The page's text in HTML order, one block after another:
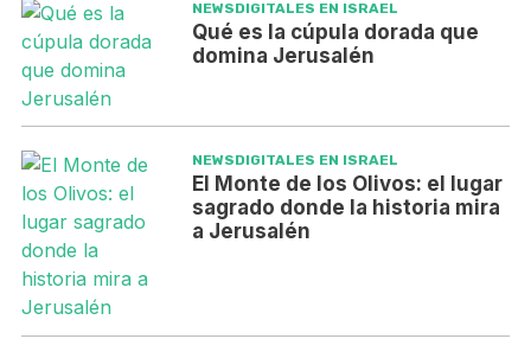
NEWSDIGITALES EN ISRAEL
Qué es la cúpula dorada que
domina Jerusalén
NEWSDIGITALES EN ISRAEL
El Monte de los Olivos: el lugar
sagrado donde la historia mira
a Jerusalén